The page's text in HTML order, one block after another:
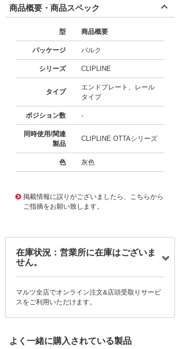
商品概要・商品スペック
型 商品概要
パッケージ バルク
シリーズ CLIPLINE
タイプ
エンドプレート、レール
タイプ
ポジション数 -
同時使用/関連
製品
CLIPLINE OTTAシリーズ
色 灰色
掲載情報に誤りがございましたら、こちらから
ご指摘をお願い致します。
在庫状況：営業所に在庫はございま
せん。
マルツ全店でオンライン注文&店頭受取りサービ
スをご利用いただけます。
よく一緒に購入されている製品